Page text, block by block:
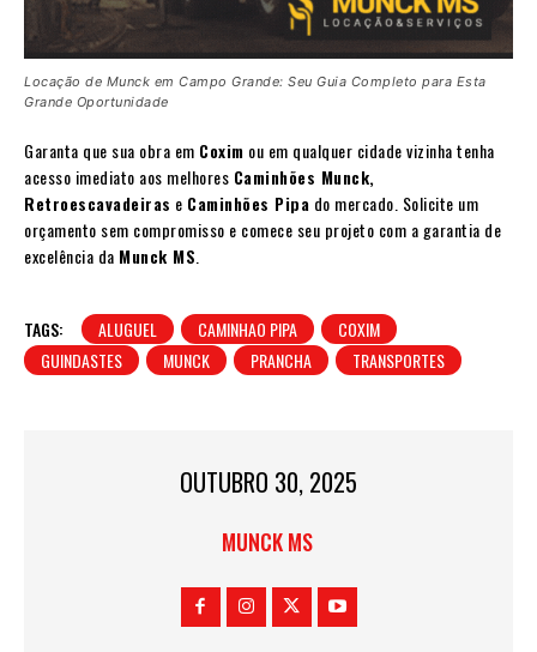
Locação de Munck em Campo Grande: Seu Guia Completo para Esta
Grande Oportunidade
Garanta que sua obra em Coxim ou em qualquer cidade vizinha tenha
acesso imediato aos melhores Caminhões Munck,
Retroescavadeiras e Caminhões Pipa do mercado. Solicite um
orçamento sem compromisso e comece seu projeto com a garantia de
excelência da Munck MS.
TAGS: ALUGUEL CAMINHAO PIPA
COXIM
GUINDASTES
MUNCK PRANCHA TRANSPORTES
OUTUBRO 30, 2025
MUNCK MS